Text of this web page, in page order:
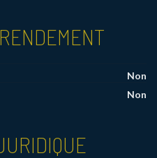
Non
Non